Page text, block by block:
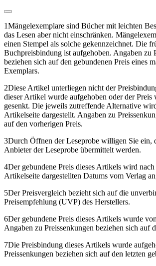
1Mängelexemplare sind Bücher mit leichten
das Lesen aber nicht einschränken.
einen Stempel als solche gekennzeichnet. Die
Buchpreisbindung ist aufgehoben. Angaben zu
beziehen sich auf den gebundenen Preis eines
Exemplars.
2Diese Artikel unterliegen nicht der
dieser Artikel wurde aufgehoben oder der Preis
gesenkt. Die jeweils zutreffende Alternative
Artikelseite dargestellt. Angaben zu
auf den vorherigen Preis.
3Durch Öffnen der Leseprobe willigen Sie ein,
Anbieter der Leseprobe übermittelt werden.
4Der gebundene Preis dieses Artikels wird
Artikelseite dargestellten Datums vom Verlag
5Der Preisvergleich bezieht sich auf die
Preisempfehlung (UVP) des Herstellers.
6Der gebundene Preis dieses Artikels wurde
Angaben zu Preissenkungen beziehen sich auf
7Die Preisbindung dieses Artikels wurde
Preissenkungen beziehen sich auf den letzten